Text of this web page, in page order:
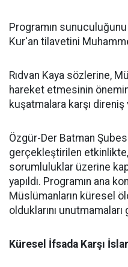
Programın
Kur'an tilavetini
Rıdvan Kaya sözlerine,
hareket etmesinin
kuşatmalara karşı
Özgür-Der Batman
gerçekleştirilen
sorumluluklar üzerine
yapıldı. Programın ana
Müslümanların küresel
olduklarını
Küresel İfsada Karşı